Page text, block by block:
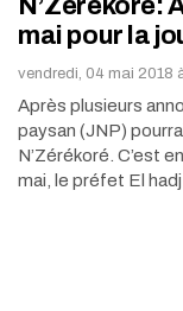
N’Zérékoré:
mai pour la
vendredi, 04 mai 2018
Après plusieurs
paysan (JNP)
N’Zérékoré. C’est
mai, le préfet El